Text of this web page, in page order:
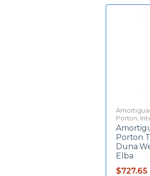
Porton
Porton
Duna
Elba
$727.65